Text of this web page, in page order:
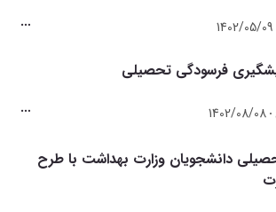
1402/05/09
فرسودگی تحصیلی‌
1402/08/08
دانشجویان وزارت بهداشت با طرح